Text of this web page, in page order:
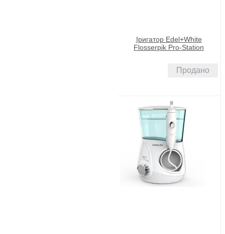
Іригатор Edel+White
Flosserpik Pro-Station
Продано